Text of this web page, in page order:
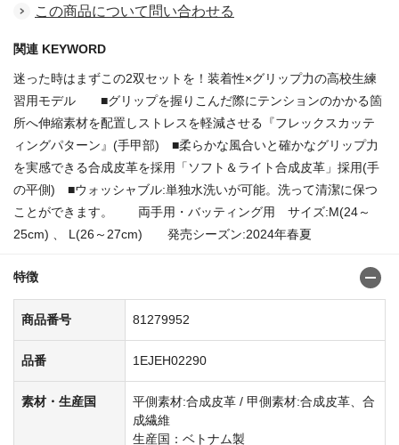
この商品について問い合わせる
関連 KEYWORD
迷った時はまずこの2双セットを！装着性×グリップ力の高校生練
習用モデル ■グリップを握りこんだ際にテンションのかかる箇
所へ伸縮素材を配置しストレスを軽減させる『フレックスカッテ
ィングパターン』(手甲部) ■柔らかな風合いと確かなグリップ力
を実感できる合成皮革を採用「ソフト＆ライト合成皮革」採用(手
の平側) ■ウォッシャブル:単独水洗いが可能。洗って清潔に保つ
ことができます。 両手用・バッティング用 サイズ:M(24～
25cm) 、 L(26～27cm) 発売シーズン:2024年春夏
特徴
商品番号 81279952
品番 1EJEH02290
素材・生産国
平側素材:合成皮革 / 甲側素材:合成皮革、合
成繊維
生産国：ベトナム製